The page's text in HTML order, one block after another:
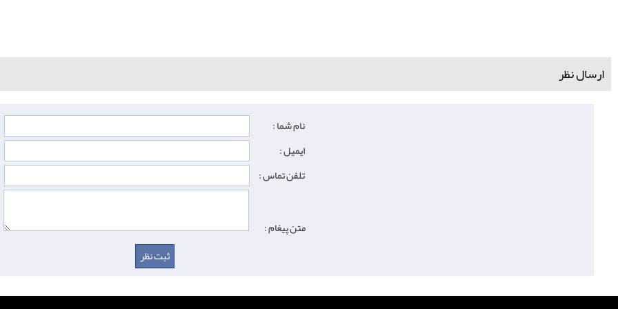
ارسال نظر
نام شما :
ایمیل :
تلفن تماس :
متن پیغام :